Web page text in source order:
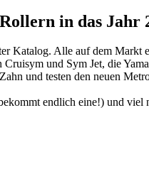
in das Jahr
Katalog. Alle auf dem
und Sym Jet, die
und testen den neuen
endlich eine!) und viel